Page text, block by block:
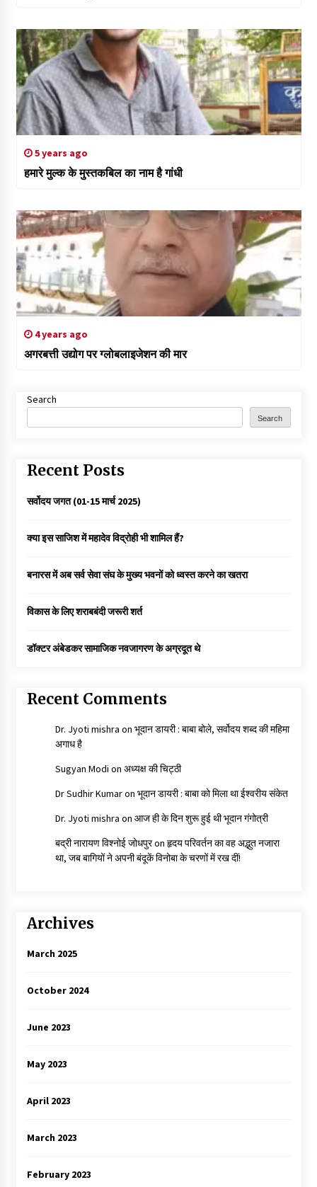
5 years ago
हमारे मुल्क के मुस्तकबिल का नाम है गांधी
4 years ago
अगरबत्ती उद्योग पर ग्लोबलाइजेशन की मार
Search
Search
Recent Posts
सर्वोदय जगत (01-15 मार्च 2025)
क्या इस साजिश में महादेव विद्रोही भी शामिल हैं?
बनारस में अब सर्व सेवा संघ के मुख्य भवनों को ध्वस्त करने का खतरा
विकास के लिए शराबबंदी जरूरी शर्त
डॉक्टर अंबेडकर सामाजिक नवजागरण के अग्रदूत थे
Recent Comments
Dr. Jyoti mishra on भूदान डायरी : बाबा बोले, सर्वोदय शब्द की महिमा
अगाध है
Sugyan Modi on अध्यक्ष की चिट्ठी
Dr Sudhir Kumaron भूदान डायरी : बाबा को मिला था ईश्वरीय संकेत
Dr. Jyoti mishra on आज ही के दिन शुरू हुई थी भूदान गंगोत्री
बद्री नारायण विश्नोई जोधपुरon हृदय परिवर्तन का वह अद्भुत नजारा
था, जब बागियों ने अपनी बंदूकें विनोबा के चरणों में रख दीं!
Archives
March 2025
October 2024
June 2023
May 2023
April 2023
March 2023
February 2023